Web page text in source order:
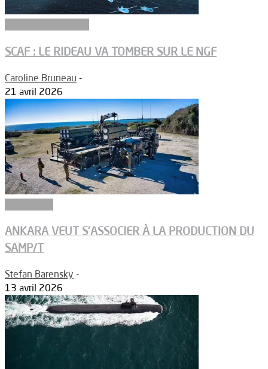
SCAF : LE RIDEAU VA TOMBER SUR LE NGF
Caroline Bruneau -
21 avril 2026
ANKARA VEUT S’ASSOCIER À LA PRODUCTION DU
SAMP/T
Stefan Barensky -
13 avril 2026